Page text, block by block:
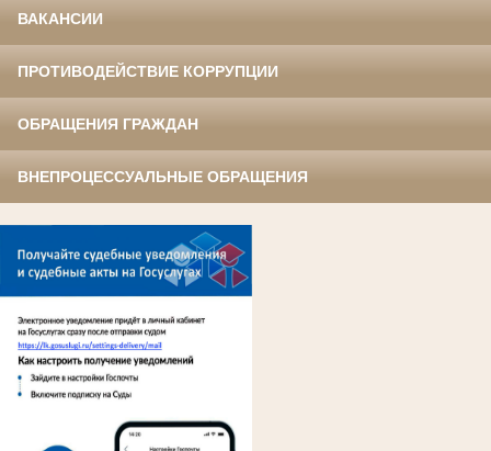
ВАКАНСИИ
ПРОТИВОДЕЙСТВИЕ КОРРУПЦИИ
ОБРАЩЕНИЯ ГРАЖДАН
ВНЕПРОЦЕССУАЛЬНЫЕ ОБРАЩЕНИЯ